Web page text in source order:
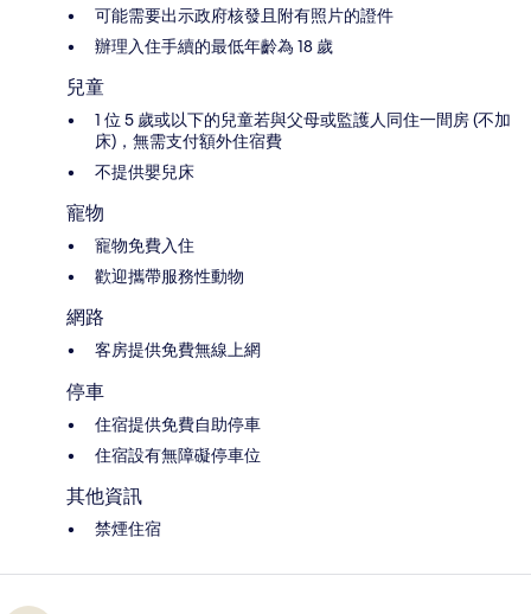
可能需要出示政府核發且附有照片的證件
辦理入住手續的最低年齡為 18 歲
兒童
1 位 5 歲或以下的兒童若與父母或監護人同住一間房 (不加
床)，無需支付額外住宿費
不提供嬰兒床
寵物
寵物免費入住
歡迎攜帶服務性動物
網路
客房提供免費無線上網
停車
住宿提供免費自助停車
住宿設有無障礙停車位
其他資訊
禁煙住宿